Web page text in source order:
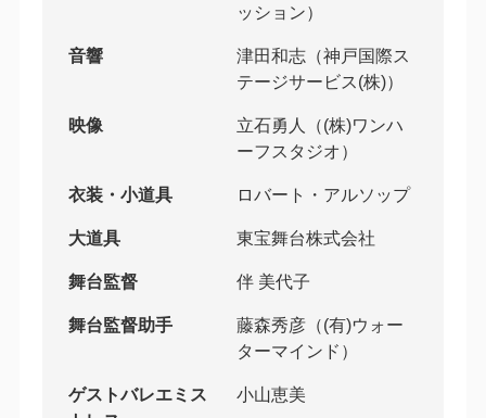
ッション）
音響
津田和志（神戸国際ス
テージサービス(株)）
映像
立石勇人（(株)ワンハ
ーフスタジオ）
衣装・小道具 ロバート・アルソップ
大道具 東宝舞台株式会社
舞台監督 伴 美代子
舞台監督助手
藤森秀彦（(有)ウォー
ターマインド）
ゲストバレエミス
小山恵美